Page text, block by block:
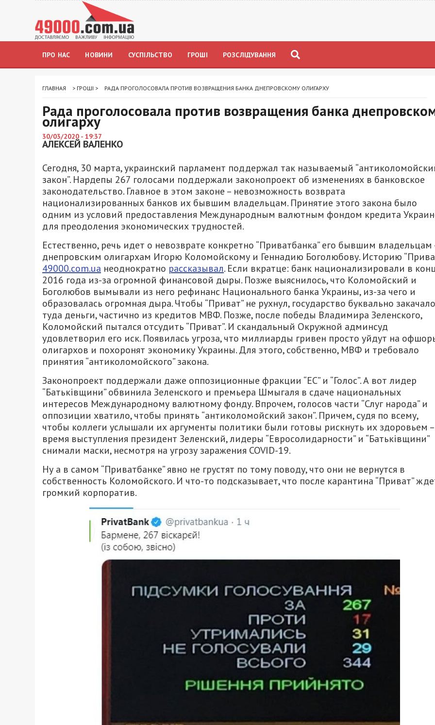
ПРО НАС НОВИНИ СУСПІЛЬСТВО ГРОШІ РОЗСЛІДУВАННЯ
ГЛАВНАЯ > ГРОШІ > РАДА ПРОГОЛОСОВАЛА ПРОТИВ ВОЗВРАЩЕНИЯ БАНКА ДНЕПРОВСКОМУ ОЛИГАРХУ
Рада проголосовала против возвращения банка
олигарху
30/03/2020 - 19:37
АЛЕКСЕЙ ВАЛЕНКО
Сегодня, 30 марта, украинский парламент поддержал так называемый
закон”. Нардепы 267 голосами поддержали законопроект об изменениях в банковское
законодательство. Главное в этом законе – невозможность возврата
национализированных банков их бывшим владельцам. Принятие этого закона было
одним из условий предоставления Международным валютным фондом кредита
для преодоления экономических трудностей.
Естественно, речь идет о невозврате конкретно “Приватбанка” его бывшим владельцам
днепровским олигархам Игорю Коломойскому и Геннадию Боголюбову. Историю
49000.com.ua неоднократно рассказывал. Если вкратце: банк национализировали в
2016 года из-за огромной финансовой дыры. Позже выяснилось, что Коломойский и
Боголюбов вымывали из него рефинанс Национального банка Украины, из-за чего и
образовалась огромная дыра. Чтобы “Приват” не рухнул, государство буквально закачало
туда деньги, частично из кредитов МВФ. Позже, после победы Владимира Зеленского,
Коломойский пытался отсудить “Приват”. И скандальный Окружной админсуд
удовлетворил его иск. Появилась угроза, что миллиарды гривен просто уйдут на
олигархов и похоронят экономику Украины. Для этого, собственно, МВФ и требовало
принятия “антиколомойского” закона.
Законопроект поддержали даже оппозиционные фракции “ЕС” и “Голос”. А вот лидер
“Батьківщини” обвинила Зеленского и премьера Шмыгаля в сдаче национальных
интересов Международному валютному фонду. Впрочем, голосов части “Слуг народа” и
оппозиции хватило, чтобы принять “антиколомойский закон”. Причем, судя по всему,
чтобы коллеги услышали их аргументы политики были готовы рискнуть их здоровьем
время выступления президент Зеленский, лидеры “Евросолидарности” и “Батьківщини”
снимали маски, несмотря на угрозу заражения COVID-19.
Ну а в самом “Приватбанке” явно не грустят по тому поводу, что они не вернутся в
собственность Коломойского. И что-то подсказывает, что после карантина “Приват”
громкий корпоратив.